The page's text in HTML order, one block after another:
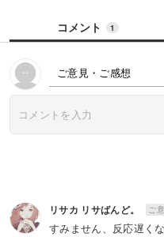
コメント 1
ご意見・ご感想
リサカ リサばんど。 ご
すみません、反応遅く